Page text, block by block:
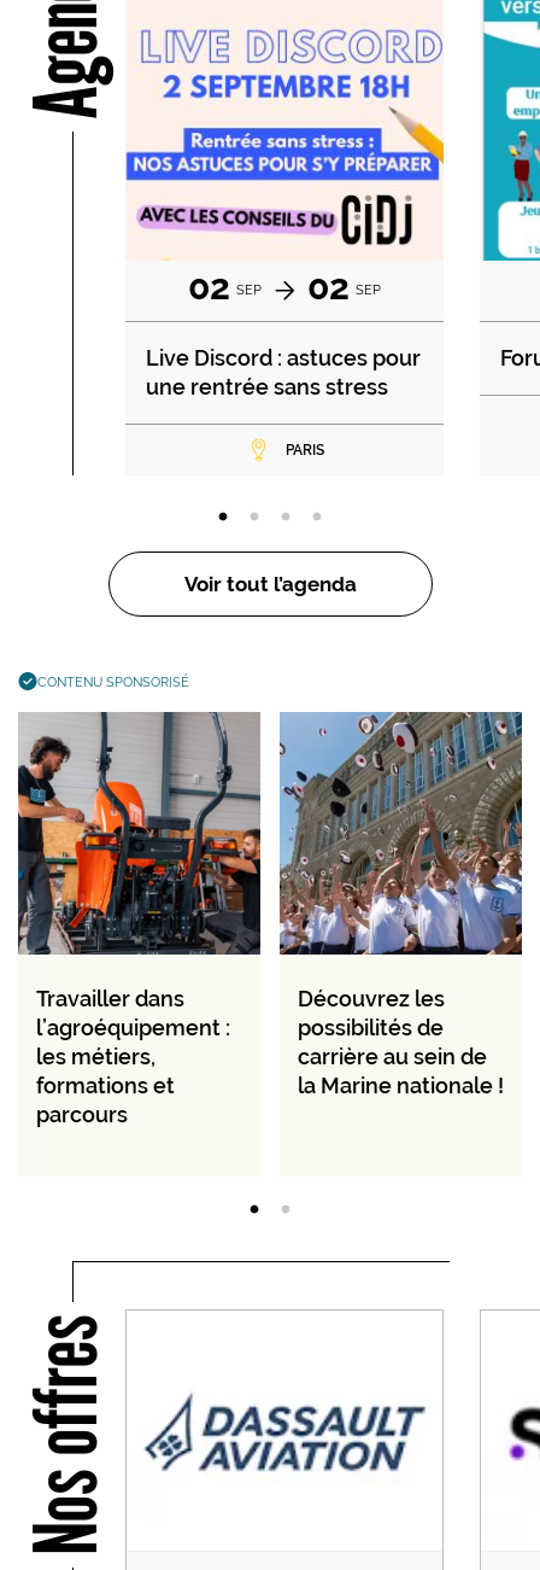
02 SEP 02 SEP
Live Discord : astuces pour
une rentrée sans stress
PARIS
Voir tout l’agenda
CONTENU SPONSORISÉ
Travailler dans
l’agroéquipement :
les métiers,
formations et
parcours
Découvrez les
possibilités de
carrière au sein de
la Marine nationale !
Nos offres